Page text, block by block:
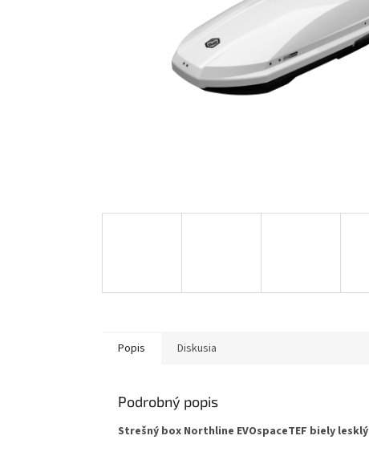
Popis Diskusia
Podrobný popis
Strešný box Northline EVOspaceTEF biely lesklý